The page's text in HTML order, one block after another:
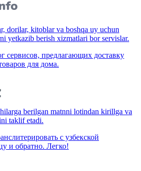
dorilar, kitoblar va boshqa uy uchun
yetkazib berish xizmatlari bor servislar.
сервисов, предлагающих доставку
для дома.
berilgan matnni lotindan kirillga va
taklif etadi.
с узбекской
и обратно. Легко!